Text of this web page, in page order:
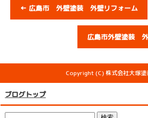
← 広島市 外壁塗装 外壁リフォーム
広島市外壁塗装
Copyright (C) 株式会社大塚塗
ブログトップ